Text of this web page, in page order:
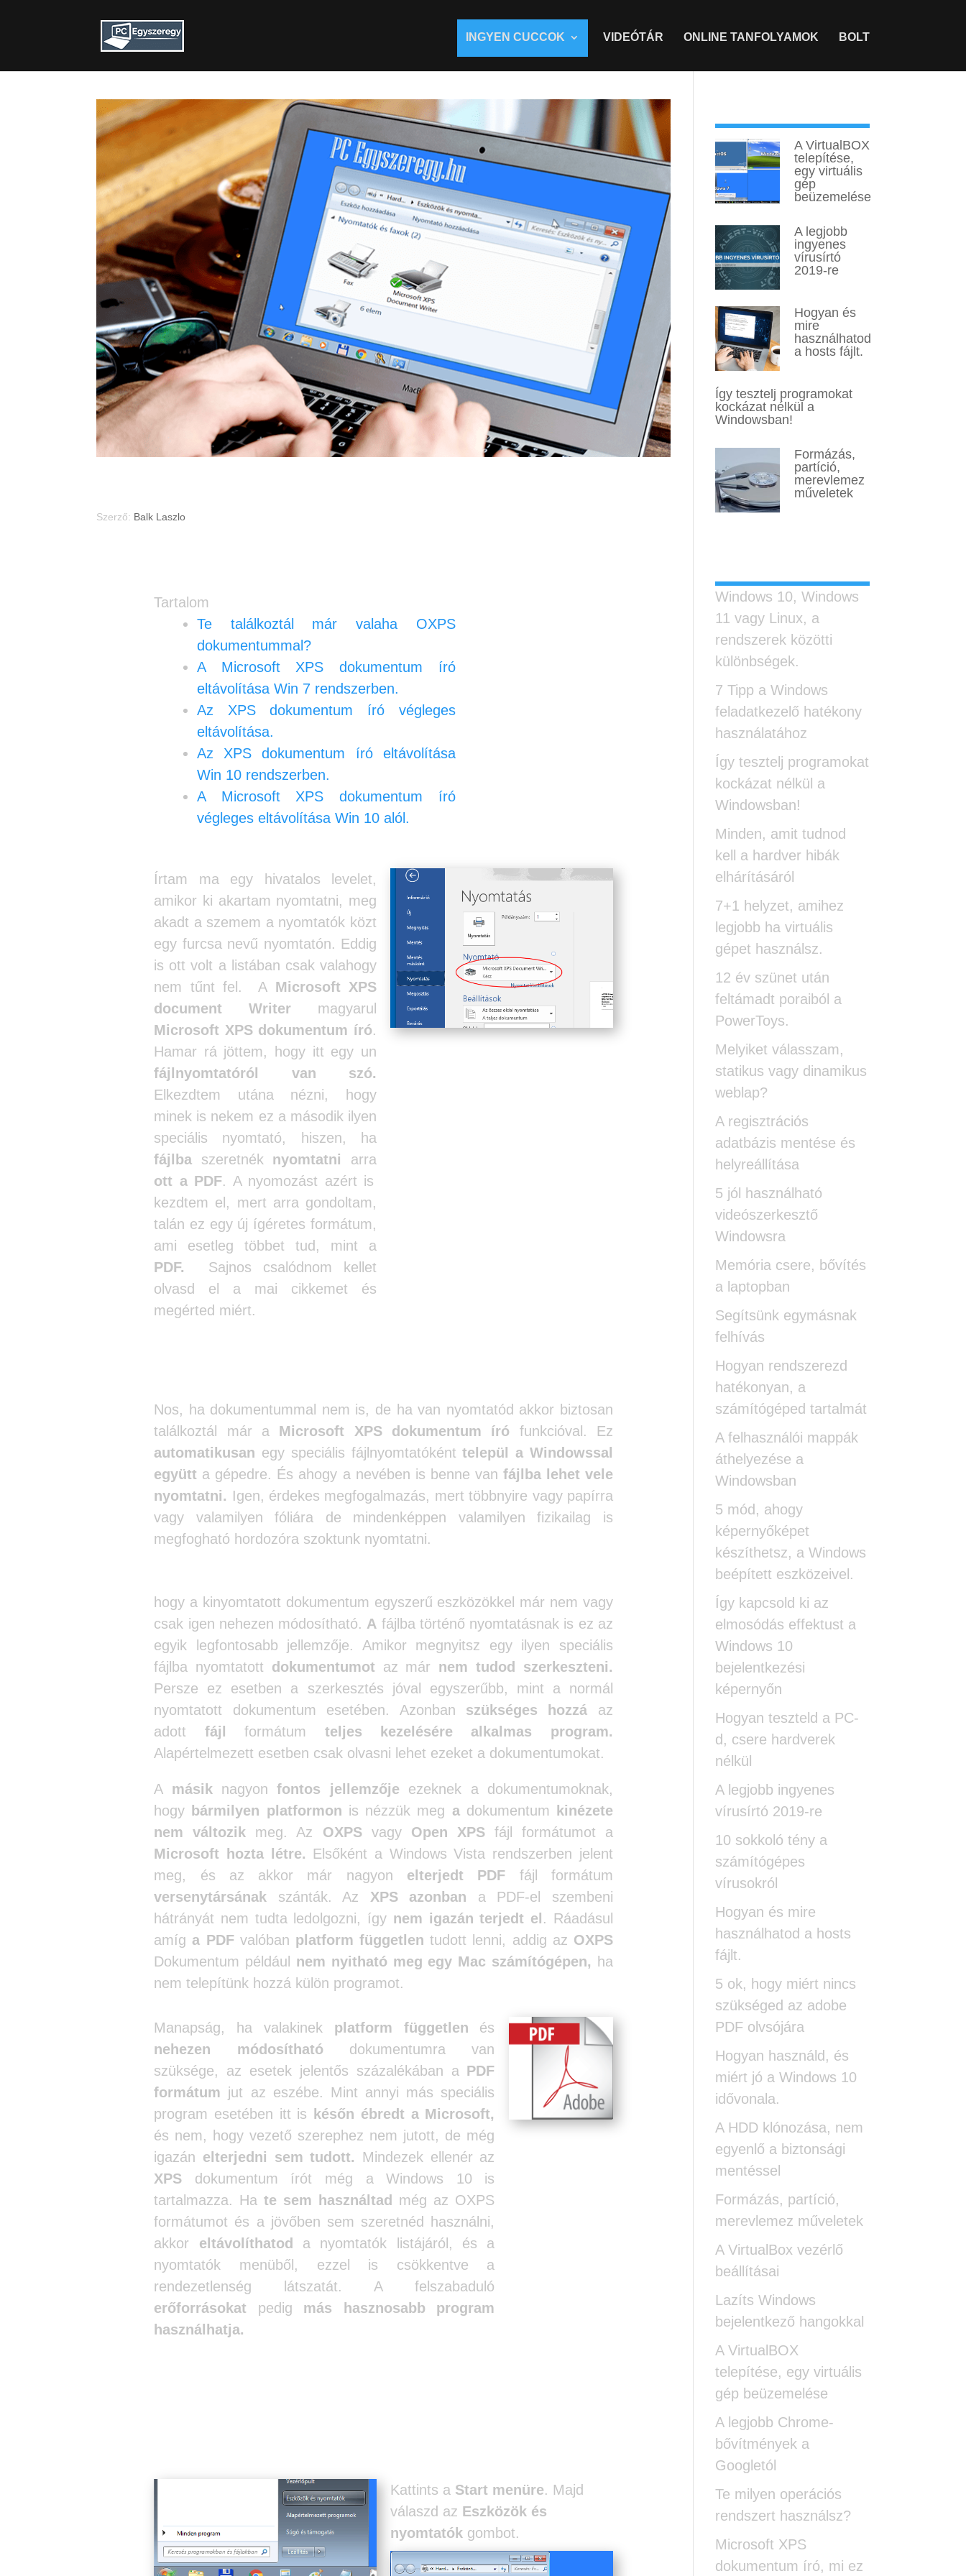
INGYEN CUCCOK VIDEÓTÁR ONLINE TANFOLYAMOK BOLT
Szerző: Balk Laszlo
Tartalom
Te találkoztál már valaha OXPS
dokumentummal?
A Microsoft XPS dokumentum író
eltávolítása Win 7 rendszerben.
Az XPS dokumentum író végleges
eltávolítása.
Az XPS dokumentum író eltávolítása
Win 10 rendszerben.
A Microsoft XPS dokumentum író
végleges eltávolítása Win 10 alól.
Írtam ma egy hivatalos levelet,
amikor ki akartam nyomtatni, meg
akadt a szemem a nyomtatók közt
egy furcsa nevű nyomtatón. Eddig
is ott volt a listában csak valahogy
nem tűnt fel. A Microsoft XPS
document Writer magyarul
Microsoft XPS dokumentum író.
Hamar rá jöttem, hogy itt egy un
fájlnyomtatóról van szó.
Elkezdtem utána nézni, hogy
minek is nekem ez a második ilyen
speciális nyomtató, hiszen, ha
fájlba szeretnék nyomtatni
arra
ott a PDF. A nyomozást azért is
kezdtem el, mert arra gondoltam,
talán ez egy új ígéretes formátum,
ami esetleg többet tud, mint a
PDF.
Sajnos csalódnom kellet
olvasd el a mai cikkemet és
megérted miért.
Nos, ha dokumentummal nem is, de ha van nyomtatód akkor biztosan
találkoztál már a Microsoft XPS dokumentum író funkcióval. Ez
automatikusan egy speciális fájlnyomtatóként települ a Windowssal
együtt a gépedre. És ahogy a nevében is benne van fájlba lehet vele
nyomtatni. Igen, érdekes megfogalmazás, mert többnyire vagy papírra
vagy valamilyen fóliára de mindenképpen valamilyen fizikailag is
megfogható hordozóra szoktunk nyomtatni.
hogy a kinyomtatott dokumentum egyszerű eszközökkel már nem vagy
csak igen nehezen módosítható. A fájlba történő nyomtatásnak is ez az
egyik legfontosabb jellemzője. Amikor megnyitsz egy ilyen speciális
fájlba nyomtatott dokumentumotaz már nem tudod szerkeszteni.
Persze ez esetben a szerkesztés jóval egyszerűbb, mint a normál
nyomtatott dokumentum esetében. Azonban szükséges hozzá az
adott fájl formátum teljes kezelésére alkalmas program.
Alapértelmezett esetben csak olvasni lehet ezeket a dokumentumokat.
A másiknagyonfontos jellemzője ezeknek a dokumentumoknak,
hogy bármilyen platformon is nézzük meg adokumentum kinézete
nem változik meg. Az OXPSvagy Open XPSfájl formátumot a
Microsoft hozta létre. Elsőként a Windows Vista rendszerben jelent
meg, és az akkor már nagyon elterjedt PDF fájl formátum
versenytársának szánták. Az XPS azonban a PDF-el szembeni
hátrányát nem tudta ledolgozni, így nem igazán terjedt el. Ráadásul
amíg a PDFvalóban platform független tudott lenni, addig az OXPS
Dokumentum például nem nyitható meg egy Mac számítógépen, ha
nem telepítünk hozzá külön programot.
Manapság, ha valakinek platform független és
nehezen módosíthatódokumentumra van
szüksége, az esetek jelentős százalékában a PDF
formátum jut az eszébe. Mint annyi más speciális
program esetében itt is későn ébredt a Microsoft,
és nem, hogy vezető szerephez nem jutott, de még
igazán elterjedni sem tudott.
Mindezek ellenér az
XPS dokumentum írót még a Windows 10 is
tartalmazza. Hate sem használtad még az OXPS
formátumot és a jövőben sem szeretnéd használni,
akkor eltávolíthatod a nyomtatók listájáról, és a
nyomtatók menüből, ezzel is csökkentve a
rendezetlenség látszatát. A felszabaduló
erőforrásokat pedig más hasznosabb program
használhatja.
Kattints a Start menüre. Majd
válaszd az Eszközök és
nyomtatók gombot.
A VirtualBOX
telepítése,
egy virtuális
gép
beüzemelése
A legjobb
ingyenes
vírusírtó
2019-re
Hogyan és
mire
használhatod
a hosts fájlt.
Így tesztelj programokat
kockázat nélkül a
Windowsban!
Formázás,
partíció,
merevlemez
műveletek
Windows 10, Windows
11 vagy Linux, a
rendszerek közötti
különbségek.
7 Tipp a Windows
feladatkezelő hatékony
használatához
Így tesztelj programokat
kockázat nélkül a
Windowsban!
Minden, amit tudnod
kell a hardver hibák
elhárításáról
7+1 helyzet, amihez
legjobb ha virtuális
gépet használsz.
12 év szünet után
feltámadt poraiból a
PowerToys.
Melyiket válasszam,
statikus vagy dinamikus
weblap?
A regisztrációs
adatbázis mentése és
helyreállítása
5 jól használható
videószerkesztő
Windowsra
Memória csere, bővítés
a laptopban
Segítsünk egymásnak
felhívás
Hogyan rendszerezd
hatékonyan, a
számítógéped tartalmát
A felhasználói mappák
áthelyezése a
Windowsban
5 mód, ahogy
képernyőképet
készíthetsz, a Windows
beépített eszközeivel.
Így kapcsold ki az
elmosódás effektust a
Windows 10
bejelentkezési
képernyőn
Hogyan teszteld a PC-
d, csere hardverek
nélkül
A legjobb ingyenes
vírusírtó 2019-re
10 sokkoló tény a
számítógépes
vírusokról
Hogyan és mire
használhatod a hosts
fájlt.
5 ok, hogy miért nincs
szükséged az adobe
PDF olvsójára
Hogyan használd, és
miért jó a Windows 10
idővonala.
A HDD klónozása, nem
egyenlő a biztonsági
mentéssel
Formázás, partíció,
merevlemez műveletek
A VirtualBox vezérlő
beállításai
Lazíts Windows
bejelentkező hangokkal
A VirtualBOX
telepítése, egy virtuális
gép beüzemelése
A legjobb Chrome-
bővítmények a
Googletól
Te milyen operációs
rendszert használsz?
Microsoft XPS
dokumentum író, mi ez